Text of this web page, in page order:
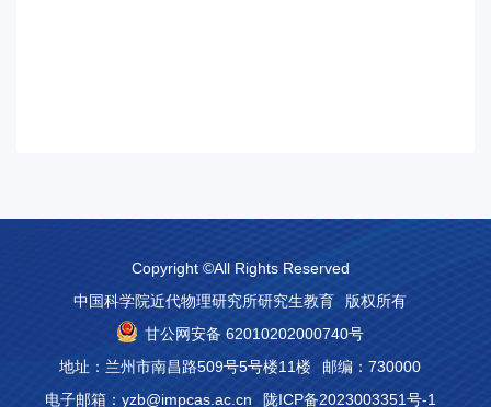
Copyright ©All Rights Reserved
中国科学院近代物理研究所研究生教育
版权所有
甘公网安备 62010202000740号
地址：兰州市南昌路509号5号楼11楼
邮编：730000
电子邮箱：yzb@impcas.ac.cn
陇ICP备2023003351号-1